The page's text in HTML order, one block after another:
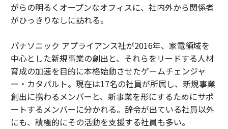
がらの明るくオープンなオフィスに、社内外から関係者
がひっきりなしに訪れる。
パナソニック アプライアンス社が2016年、家電領域を
中心とした新規事業の創出と、それらをリードする人材
育成の加速を目的に本格始動させたゲームチェンジャ
ー・カタパルト。現在は17名の社員が所属し、新規事業
創出に携わるメンバーと、新事業を形にするためにサポ
ートするメンバーに分かれる。辞令が出ている社員以外
にも、積極的にその活動を支援する社員も多い。